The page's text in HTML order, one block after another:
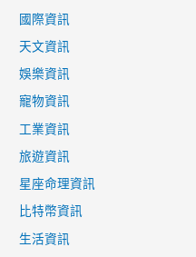
國際資訊
天文資訊
娛樂資訊
寵物資訊
工業資訊
旅遊資訊
星座命理資訊
比特幣資訊
生活資訊